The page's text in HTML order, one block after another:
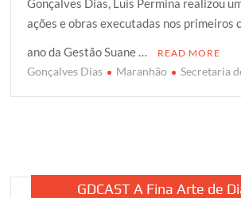
t
t
e
r
e
b
o
o
t
s
A
p
g
g
e
r
r
e
Gonçalves Dias, Luís Permina realizou
ações e obras executadas nos primeiros
ano da Gestão Suane …
READ MORE
Gonçalves Dias Maranhão Secretaria
GDCAST A Fina Arte de